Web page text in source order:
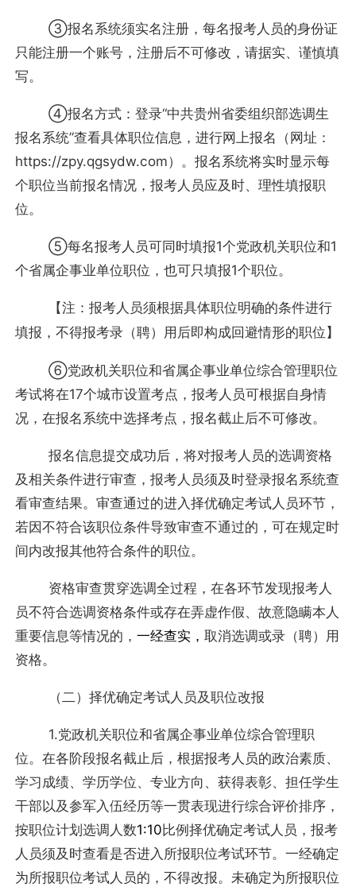
③报名系统须实名注册，每名报考人员的身份证
只能注册一个账号，注册后不可修改，请据实、谨慎填
写。
④报名方式：登录“中共贵州省委组织部选调生
报名系统”查看具体职位信息，进行网上报名（网址：
https://zpy.qgsydw.com）。报名系统将实时显示每
个职位当前报名情况，报考人员应及时、理性填报职
位。
⑤每名报考人员可同时填报1个党政机关职位和1
个省属企事业单位职位，也可只填报1个职位。
【注：报考人员须根据具体职位明确的条件进行
填报，不得报考录（聘）用后即构成回避情形的职位】
⑥党政机关职位和省属企事业单位综合管理职位
考试将在17个城市设置考点，报考人员可根据自身情
况，在报名系统中选择考点，报名截止后不可修改。
报名信息提交成功后，将对报考人员的选调资格
及相关条件进行审查，报考人员须及时登录报名系统查
看审查结果。审查通过的进入择优确定考试人员环节，
若因不符合该职位条件导致审查不通过的，可在规定时
间内改报其他符合条件的职位。
资格审查贯穿选调全过程，在各环节发现报考人
员不符合选调资格条件或存在弄虚作假、故意隐瞒本人
重要信息等情况的，一经查实，取消选调或录（聘）用
资格。
（二）择优确定考试人员及职位改报
1.党政机关职位和省属企事业单位综合管理职
位。在各阶段报名截止后，根据报考人员的政治素质、
学习成绩、学历学位、专业方向、获得表彰、担任学生
干部以及参军入伍经历等一贯表现进行综合评价排序，
按职位计划选调人数1:10比例择优确定考试人员，报考
人员须及时查看是否进入所报职位考试环节。一经确定
为所报职位考试人员的，不得改报。未确定为所报职位